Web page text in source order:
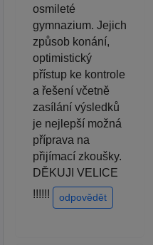
osmileté
gymnazium. Jejich
způsob konání,
optimistický
přístup ke kontrole
a řešení včetně
zasílání výsledků
je nejlepší možná
příprava na
přijímací zkoušky.
DĚKUJI VELICE
!!!!!!
odpovědět